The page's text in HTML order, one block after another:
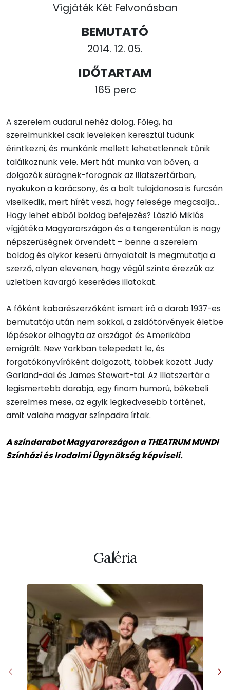
Vígjáték Két Felvonásban
BEMUTATÓ
2014. 12. 05.
IDŐTARTAM
165 perc
A szerelem cudarul nehéz dolog. Főleg, ha
szerelmünkkel csak leveleken keresztül tudunk
érintkezni, és munkánk mellett lehetetlennek tűnik
találkoznunk vele. Mert hát munka van bőven, a
dolgozók sürögnek-forognak az illatszertárban,
nyakukon a karácsony, és a bolt tulajdonosa is furcsán
viselkedik, mert hírét veszi, hogy felesége megcsalja…
Hogy lehet ebből boldog befejezés? László Miklós
vígjátéka Magyarországon és a tengerentúlon is nagy
népszerűségnek örvendett – benne a szerelem
boldog és olykor keserű árnyalatait is megmutatja a
szerző, olyan elevenen, hogy végül szinte érezzük az
üzletben kavargó keserédes illatokat.
A főként kabarészerzőként ismert író a darab 1937-es
bemutatója után nem sokkal, a zsidótörvények életbe
lépésekor elhagyta az országot és Amerikába
emigrált. New Yorkban telepedett le, és
forgatókönyvíróként dolgozott, többek között Judy
Garland-dal és James Stewart-tal. Az Illatszertár a
legismertebb darabja, egy finom humorú, békebeli
szerelmes mese, az egyik legkedvesebb történet,
amit valaha magyar színpadra írtak.
A színdarabot Magyarországon a THEATRUM MUNDI
Színházi és Irodalmi Ügynökség képviseli.
Galéria